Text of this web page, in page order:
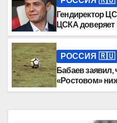
Гендиректор
ЦСКА доверяет
РОССИЯ 🇷🇺
Бабаев
«Ростовом»